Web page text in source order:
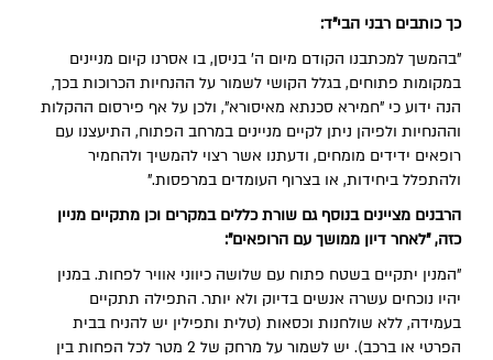
כך כותבים רבני הבי"ד:
"בהמשך למכתבנו הקודם מיום ה' בניסן, בו אסרנו קיום מניינים
במקומות פתוחים, בגלל הקושי לשמור על ההנחיות הכרוכות בכך,
הנה ידוע כי "חמירא סכנתא מאיסורא", ולכן על אף פירסום ההקלות
וההנחיות ולפיהן ניתן לקיים מניינים במרחב הפתוח, התיעצנו עם
רופאים ידידים מומחים, ודעתנו אשר רצוי להמשיך ולהחמיר
ולהתפלל ביחידות, או בצרוף העומדים במרפסות."
הרבנים מציינים בנוסף גם שורת כללים במקרים וכן מתקיים מניין
כזה, "לאחר דיון ממושך עם הרופאים":
"המנין יתקיים בשטח פתוח עם שלושה כיווני אוויר לפחות. במנין
יהיו נוכחים עשרה אנשים בדיוק ולא יותר. התפילה תתקיים
בעמידה, ללא שולחנות וכסאות (טלית ותפילין יש להניח בבית
הפרטי או ברכב). יש לשמור על מרחק של 2 מטר לכל הפחות בין